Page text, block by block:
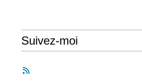
Suivez-moi